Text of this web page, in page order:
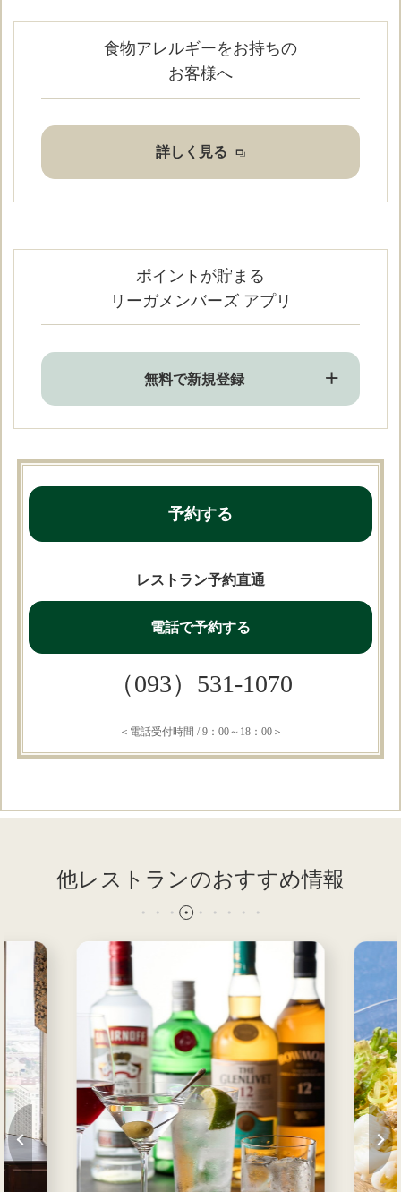
食物アレルギーをお持ちの
お客様へ
詳しく見る
ポイントが貯まる
リーガメンバーズ アプリ
無料で新規登録
予約する
レストラン予約直通
電話で予約する
（093）531-1070
＜電話受付時間 / 9：00～18：00＞
他レストランのおすすめ情報